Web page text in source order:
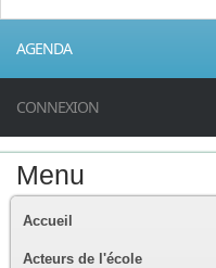
AGENDA
CONNEXION
Menu
Accueil
Acteurs de l'école